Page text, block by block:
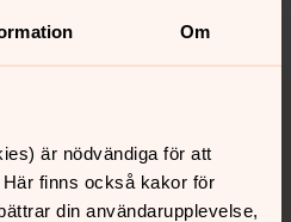
Om
är nödvändiga för att
finns också kakor för
din användarupplevelse,